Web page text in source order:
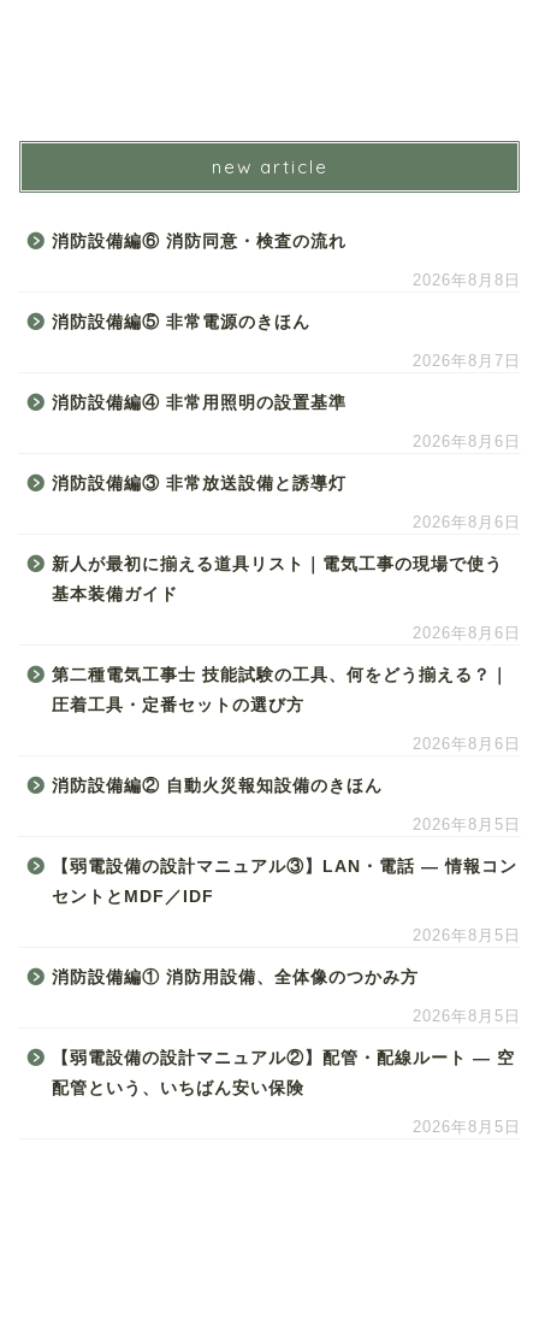
new article
消防設備編⑥ 消防同意・検査の流れ
2026年8月8日
消防設備編⑤ 非常電源のきほん
2026年8月7日
消防設備編④ 非常用照明の設置基準
2026年8月6日
消防設備編③ 非常放送設備と誘導灯
2026年8月6日
新人が最初に揃える道具リスト｜電気工事の現場で使う
基本装備ガイド
2026年8月6日
第二種電気工事士 技能試験の工具、何をどう揃える？｜
圧着工具・定番セットの選び方
2026年8月6日
消防設備編② 自動火災報知設備のきほん
2026年8月5日
【弱電設備の設計マニュアル③】LAN・電話 ― 情報コン
セントとMDF／IDF
2026年8月5日
消防設備編① 消防用設備、全体像のつかみ方
2026年8月5日
【弱電設備の設計マニュアル②】配管・配線ルート ― 空
配管という、いちばん安い保険
2026年8月5日